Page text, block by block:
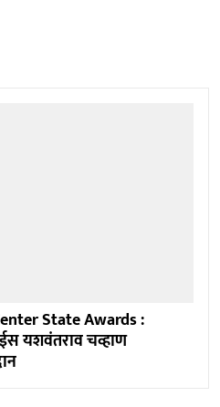
State Awards :
यशवंतराव चव्हाण